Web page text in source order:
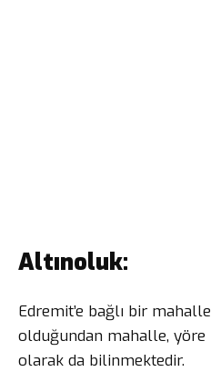
Altınoluk:
Edremit’e bağlı bir
olduğundan mahalle, yöre
olarak da bilinmektedir.